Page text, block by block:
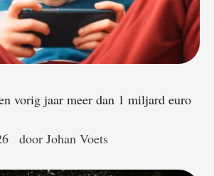
vorig jaar meer dan 1 miljard euro
door Johan Voets